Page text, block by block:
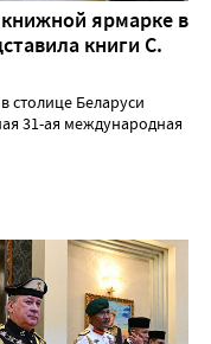
ярмарке в
книги С.
столице Беларуси
31-ая международная